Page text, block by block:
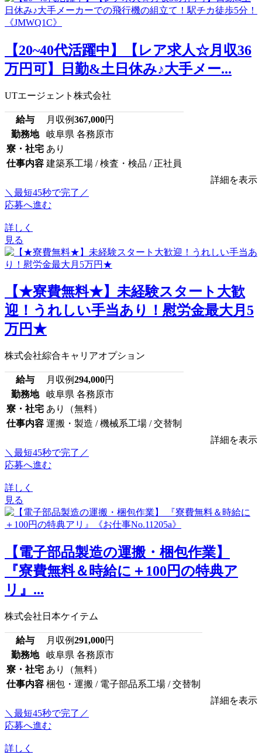
【20~40代活躍中】【レア求人☆月収36
万円可】日勤&土日休み♪大手メー...
UTエージェント株式会社
給与 月収例367,000円
勤務地
岐阜県 各務原市
寮・社宅 あり
仕事内容 建築系工場 / 検査・検品 / 正社員
詳細を表示
＼最短45秒で完了／
応募へ進む
詳しく
見る
【★寮費無料★】未経験スタート大歓
迎！うれしい手当あり！慰労金最大月5
万円★
株式会社綜合キャリアオプション
給与 月収例294,000円
勤務地
岐阜県 各務原市
寮・社宅 あり（無料）
仕事内容 運搬・製造 / 機械系工場 / 交替制
詳細を表示
＼最短45秒で完了／
応募へ進む
詳しく
見る
【電子部品製造の運搬・梱包作業】
『寮費無料＆時給に＋100円の特典ア
リ』...
株式会社日本ケイテム
給与 月収例291,000円
勤務地
岐阜県 各務原市
寮・社宅 あり（無料）
仕事内容 梱包・運搬 / 電子部品系工場 / 交替制
詳細を表示
＼最短45秒で完了／
応募へ進む
詳しく